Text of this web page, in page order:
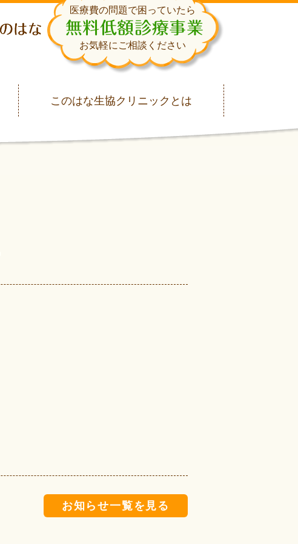
医療費の問題で困っていたら
無料低額診療事業
お気軽にご相談ください
このはな生協クリニックとは
お知らせ一覧を見る